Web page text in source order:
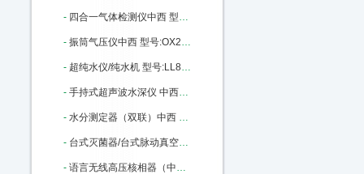
- 四合一气体检测仪中西 型号:MC2-XWHM-Y-CN 库号：M10847
- 振筒气压仪中西 型号:OX22-XDY01库号：M12448
- 超纯水仪/纯水机 型号:LL88-DBW-UP-120库号：M22760
- 手持式超声波水深仪 中西优势 50米 型号:CQ01-D130库号：M43497
- 水分测定器（双联）中西 型号:SY2-DSY-013A 库号：M161799
- 台式灭菌器/台式脉动真空蒸汽灭菌 中西 型号:QY02-TMQ-240B/A库号：M175973
- 语言无线高压核相器（中西） 型号:TAG6000库号：M355159